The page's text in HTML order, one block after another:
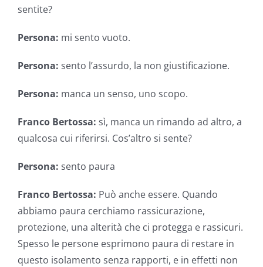
sentite?
Persona: mi sento vuoto.
Persona: sento l’assurdo, la non giustificazione.
Persona: manca un senso, uno scopo.
Franco Bertossa: sì, manca un rimando ad altro, a
qualcosa cui riferirsi. Cos’altro si sente?
Persona: sento paura
Franco Bertossa: Può anche essere. Quando
abbiamo paura cerchiamo rassicurazione,
protezione, una alterità che ci protegga e rassicuri.
Spesso le persone esprimono paura di restare in
questo isolamento senza rapporti, e in effetti non